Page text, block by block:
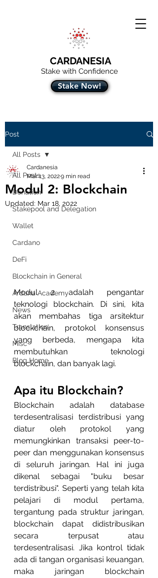
CARDANESIA
Stake with Confidence
Stake Now!
Post
All Posts
Donation
Stakepool and Delegation
Wallet
Cardano
DeFi
Blockchain in General
Ardana Academy
News
Translation
Misc
Blog Home
All Posts
Modul 2: Blockchain
Cardanesia
Mar 13, 20229 min read
Updated: Mar 18, 2022
Modul 2 adalah pengantar
teknologi blockchain. Di sini, kita
akan membahas tiga arsitektur
blockchain, protokol konsensus
yang berbeda, mengapa kita
membutuhkan teknologi
blockchain, dan banyak lagi.
Apa itu Blockchain?
Blockchain adalah database
terdesentralisasi terdistribusi yang
diatur oleh protokol yang
memungkinkan transaksi peer-to-
peer dan menggunakan konsensus
di seluruh jaringan. Hal ini juga
dikenal sebagai "buku besar
terdistribusi". Seperti yang telah kita
pelajari di modul pertama,
tergantung pada struktur jaringan,
blockchain dapat didistribusikan
secara terpusat atau
terdesentralisasi. Jika kontrol tidak
ada di tangan organisasi keuangan,
maka jaringan blockchain